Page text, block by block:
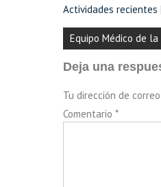
Actividades recientes
Navegación
de
entradas
Equipo Médico de
Deja una
Tu dirección de
Comentario *